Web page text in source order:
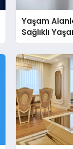
Yaşam
Sağlıklı
Destek